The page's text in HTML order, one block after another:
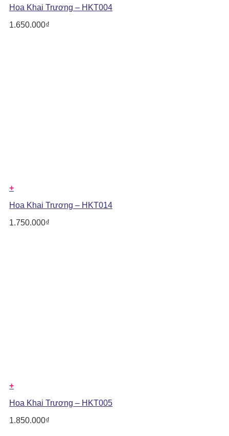
Hoa Khai Trương – HKT004
1.650.000₫
+
Hoa Khai Trương – HKT014
1.750.000₫
+
Hoa Khai Trương – HKT005
1.850.000₫